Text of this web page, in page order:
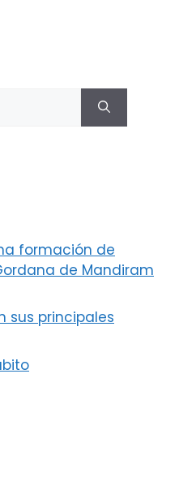
formación de
de Mandiram
sus principales